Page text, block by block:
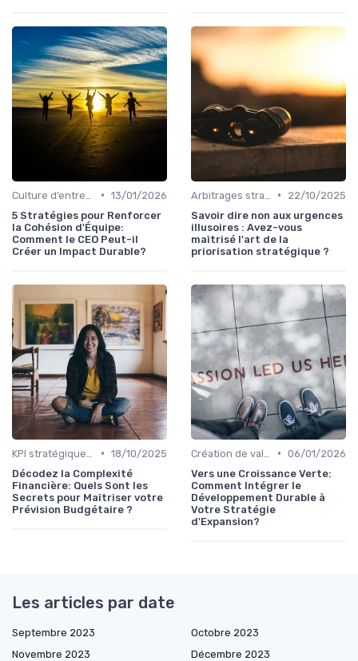
• 13/01/2026
5 Stratégies pour Renforcer
la Cohésion d'Équipe:
Comment le CEO Peut-il
Créer un Impact Durable?
•
22/10/2025
Savoir dire non aux urgences
illusoires : Avez-vous
maîtrisé l'art de la
priorisation stratégique ?
• 18/10/2025
Décodez la Complexité
Financière: Quels Sont les
Secrets pour Maîtriser votre
Prévision Budgétaire ?
• 06/01/2026
Vers une Croissance Verte:
Comment Intégrer le
Développement Durable à
Votre Stratégie
d'Expansion?
Les articles par date
Septembre 2023
Octobre 2023
Novembre 2023
Décembre 2023